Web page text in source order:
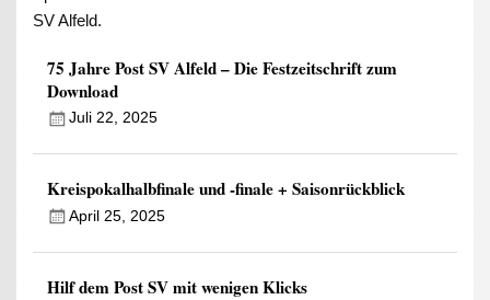
SV Alfeld.
75 Jahre Post SV Alfeld – Die Festzeitschrift zum
Download
Juli 22, 2025
Kreispokalhalbfinale und -finale + Saisonrückblick
April 25, 2025
Hilf dem Post SV mit wenigen Klicks